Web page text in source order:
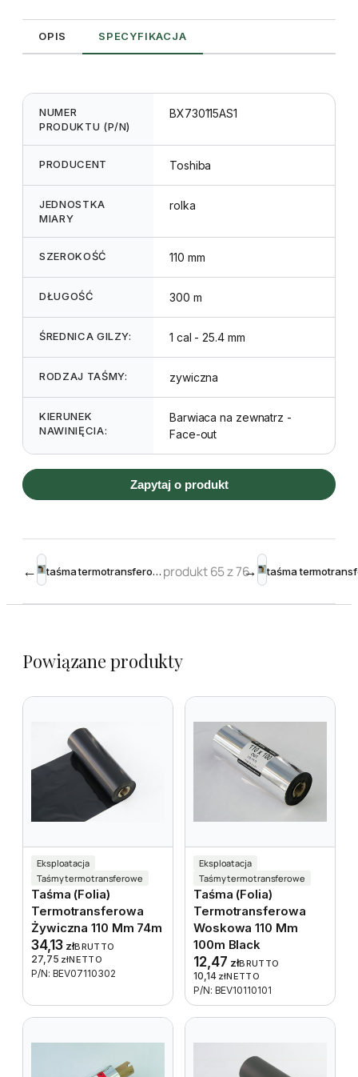
krawędziowa
OPIS SPECYFIKACJA
NUMER
PRODUKTU (P/N)
BX730115AS1
PRODUCENT Toshiba
JEDNOSTKA
MIARY
rolka
SZEROKOŚĆ 110 mm
DŁUGOŚĆ 300 m
ŚREDNICA GILZY: 1 cal - 25.4 mm
RODZAJ TAŚMY: zywiczna
KIERUNEK
NAWINIĘCIA:
Barwiaca na zewnatrz -
Face-out
Zapytaj o produkt
← taśma termotransferowa żywiczna 112mm 600m Black – Toshiba krawędziowa produkt 65 z 76→
Powiązane produkty
Eksploatacja
Taśmy termotransferowe
Taśma (folia)
Termotransferowa
Żywiczna 110 Mm 74m
34,13 złBRUTTO
27,75 złNETTO
P/N: BEV07110302
Eksploatacja
Taśmy termotransferowe
Taśma (folia)
Termotransferowa
Woskowa 110 Mm
100m Black
12,47 złBRUTTO
10,14 złNETTO
P/N: BEV10110101